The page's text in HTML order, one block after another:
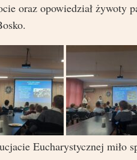
oraz opowiedział żywoty
Eucharystycznej miło